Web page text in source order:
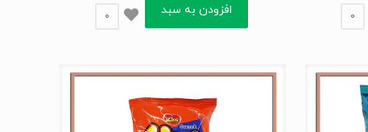
0 افزودن به سبد 0